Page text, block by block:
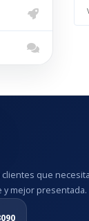
que
y mejor presentada.